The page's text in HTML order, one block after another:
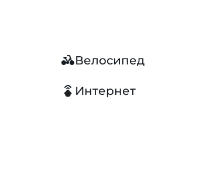
Велосипед
Интернет